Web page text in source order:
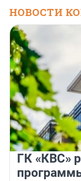
НОВОСТИ
ГК «КВС»